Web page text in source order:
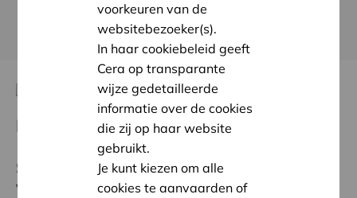
KOM MEER TE WETEN OVER CERA
Kom op, Cera
Steun de actie van het Cera-team ten
voordele van Kom op tegen Kanker!
voorkeuren van de
websitebezoeker(s).
In haar cookiebeleid geeft
Cera op transparante
wijze gedetailleerde
informatie over de cookies
die zij op haar website
gebruikt.
Je kunt kiezen om alle
cookies te aanvaarden of